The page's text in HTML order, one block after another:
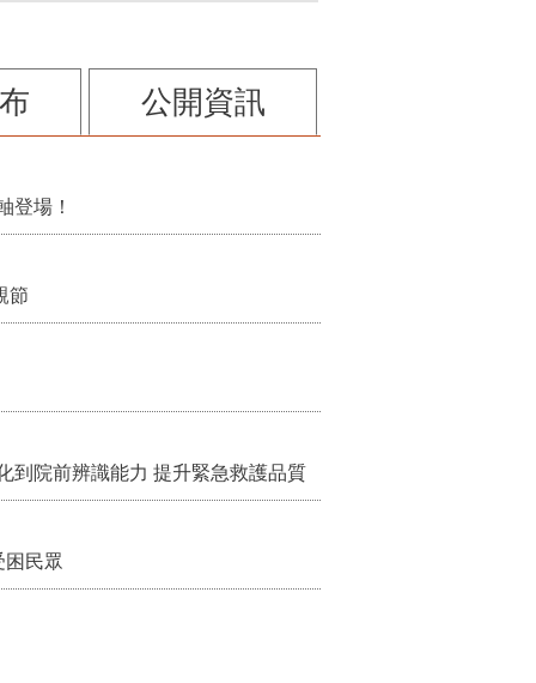
公開資訊
登場！
節
到院前辨識能力 提升緊急救護品質
民眾